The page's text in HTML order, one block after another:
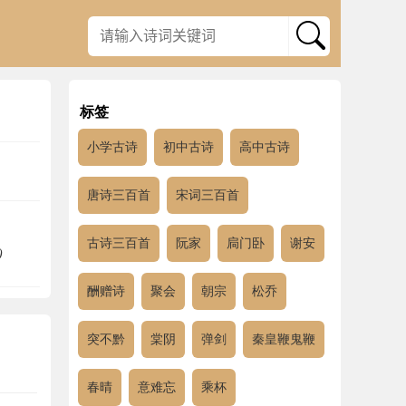
标签
小学古诗 初中古诗 高中古诗
唐诗三百首 宋词三百首
古诗三百首 阮家 扃门卧 谢安
酬赠诗 聚会 朝宗 松乔
突不黔 棠阴 弹剑 秦皇鞭鬼鞭
春晴 意难忘 乘杯